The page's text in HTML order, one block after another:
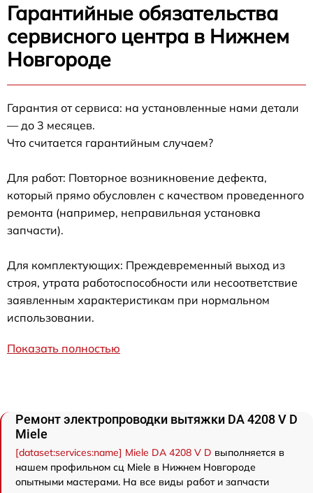
Гарантийные обязательства
сервисного центра в Нижнем
Новгороде
Гарантия от сервиса: на установленные нами детали
— до 3 месяцев.
Что считается гарантийным случаем?
Для работ: Повторное возникновение дефекта,
который прямо обусловлен с качеством проведенного
ремонта (например, неправильная установка
запчасти).
Для комплектующих: Преждевременный выход из
строя, утрата работоспособности или несоответствие
заявленным характеристикам при нормальном
использовании.
Показать полностью
Ремонт электропроводки вытяжки DA 4208 V D
Miele
[dataset:services:name] Miele DA 4208 V D выполняется в
нашем профильном сц Miele в Нижнем Новгороде
опытными мастерами. На все виды работ и запчасти